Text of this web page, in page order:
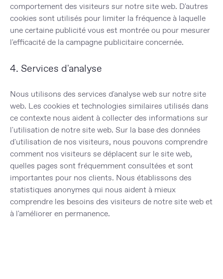
comportement des visiteurs sur notre site web. D'autres
cookies sont utilisés pour limiter la fréquence à laquelle
une certaine publicité vous est montrée ou pour mesurer
l'efficacité de la campagne publicitaire concernée.
4. Services d'analyse
Nous utilisons des services d'analyse web sur notre site
web. Les cookies et technologies similaires utilisés dans
ce contexte nous aident à collecter des informations sur
l'utilisation de notre site web. Sur la base des données
d'utilisation de nos visiteurs, nous pouvons comprendre
comment nos visiteurs se déplacent sur le site web,
quelles pages sont fréquemment consultées et sont
importantes pour nos clients. Nous établissons des
statistiques anonymes qui nous aident à mieux
comprendre les besoins des visiteurs de notre site web et
à l'améliorer en permanence.